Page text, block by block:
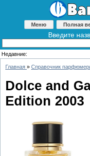
Меню Полная
Введите
Недавние:
Главная » Справочник
Dolce and
Edition 2003